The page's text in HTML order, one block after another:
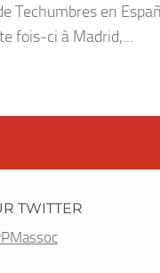
Techumbres en
fois-ci à Madrid,...
TWITTER